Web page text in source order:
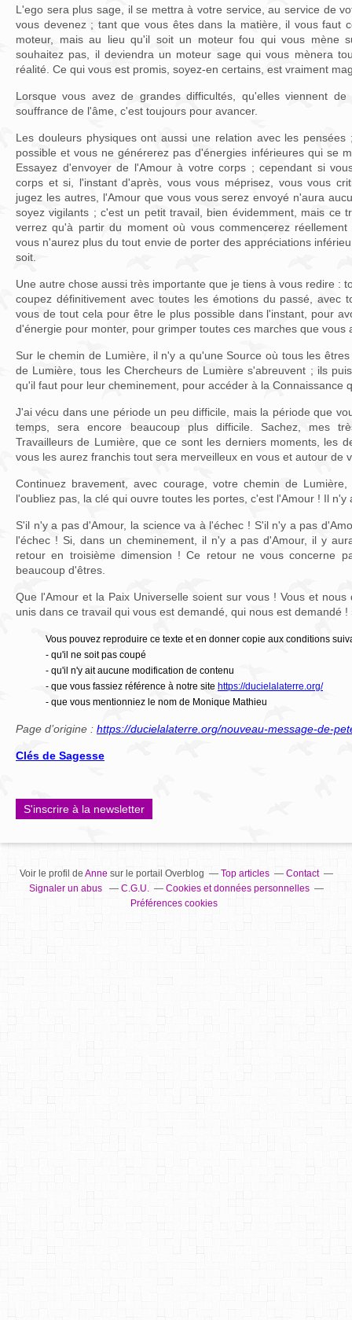
L'ego sera plus sage, il se mettra à votre service, au service de
vous devenez ; tant que vous êtes dans la matière, il vous faut
moteur, mais au lieu qu'il soit un moteur fou qui vous mène
souhaitez pas, il deviendra un moteur sage qui vous mènera
réalité. Ce qui vous est promis, soyez-en certains, est vraiment
Lorsque vous avez de grandes difficultés, qu'elles viennent
souffrance de l'âme, c'est toujours pour avancer.
Les douleurs physiques ont aussi une relation avec les
possible et vous ne générerez pas d'énergies inférieures qui se
Essayez d'envoyer de l'Amour à votre corps ; cependant si
corps et si, l'instant d'après, vous vous méprisez, vous vous
jugez les autres, l'Amour que vous vous serez envoyé n'aura
soyez vigilants ; c'est un petit travail, bien évidemment, mais ce
verrez qu'à partir du moment où vous commencerez
vous n'aurez plus du tout envie de porter des appréciations
soit.
Une autre chose aussi très importante que je tiens à vous redire :
coupez définitivement avec toutes les émotions du passé, avec
vous de tout cela pour être le plus possible dans l'instant, pour
d'énergie pour monter, pour grimper toutes ces marches que vous
Sur le chemin de Lumière, il n'y a qu'une Source où tous les
de Lumière, tous les Chercheurs de Lumière s'abreuvent ; ils
qu'il faut pour leur cheminement, pour accéder à la Connaissance
J'ai vécu dans une période un peu difficile, mais la période que
temps, sera encore beaucoup plus difficile. Sachez, mes
Travailleurs de Lumière, que ce sont les derniers moments, les
vous les aurez franchis tout sera merveilleux en vous et autour de
Continuez bravement, avec courage, votre chemin de
l'oubliez pas, la clé qui ouvre toutes les portes, c'est l'Amour ! Il n'y
S'il n'y a pas d'Amour, la science va à l'échec ! S'il n'y a pas
l'échec ! Si, dans un cheminement, il n'y a pas d'Amour, il y
retour en troisième dimension ! Ce retour ne vous concerne
beaucoup d'êtres.
Que l'Amour et la Paix Universelle soient sur vous ! Vous et
unis dans ce travail qui vous est demandé, qui nous est demandé !
Vous pouvez reproduire ce texte et en donner copie aux conditions
- qu'il ne soit pas coupé
- qu'il n'y ait aucune modification de contenu
- que vous fassiez référence à notre site https://ducielalaterre.org/
- que vous mentionniez le nom de Monique Mathieu
Page d’origine : https://ducielalaterre.org/nouveau-message-de-
Clés de Sagesse
S'inscrire à la newsletter
Voir le profil de Anne sur le portail Overblog Top articles
Contact
Signaler un abus
C.G.U.
Cookies et données personnelles
Préférences cookies